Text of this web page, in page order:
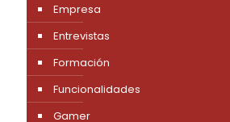
Empresa
Entrevistas
Formación
Funcionalidades
Gamer